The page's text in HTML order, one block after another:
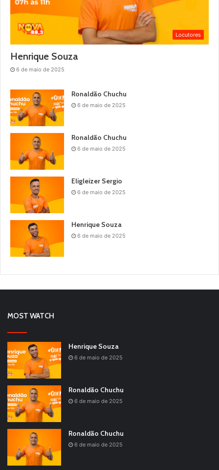
Locutores
Henrique Souza
6 de maio de 2025
Ronaldão Chuchu
6 de maio de 2025
Ronaldão Chuchu
6 de maio de 2025
Eligleizer Sergio
6 de maio de 2025
Henrique Souza
6 de maio de 2025
MOST WATCH
Henrique Souza
6 de maio de 2025
Ronaldão Chuchu
6 de maio de 2025
Ronaldão Chuchu
6 de maio de 2025